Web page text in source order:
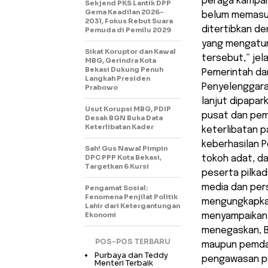
belum
ditertibkan
yang
tersebut,”
Pemerintah
lanjut
pusat dan
keterlibatan
keberhasilan
tokoh adat,
peserta
media dan
menegaskan,
maupun
pengawasan
Sekjend PKS Lantik DPP
Gema Keadilan 2026-
2031, Fokus Rebut Suara
Pemuda di Pemilu 2029
Sikat Koruptor dan Kawal
MBG, Gerindra Kota
Bekasi Dukung Penuh
Langkah Presiden
Prabowo
Usut Korupsi MBG, PDIP
Desak BGN Buka Data
Keterlibatan Kader
Sah! Gus Nawal Pimpin
DPC PPP Kota Bekasi,
Targetkan 6 Kursi
Pengamat Sosial:
Fenomena Penjilat Politik
Lahir dari Ketergantungan
Ekonomi
POS-POS TERBARU
Purbaya dan Teddy
Menteri Terbaik